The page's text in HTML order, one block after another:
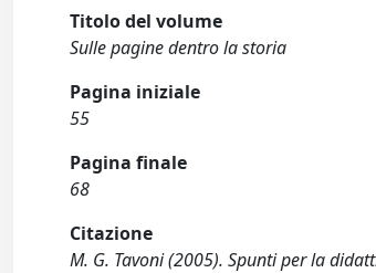
Titolo del volume
Sulle pagine dentro la storia
Pagina iniziale
55
Pagina finale
68
Citazione
M. G. Tavoni (2005). Spunti per la